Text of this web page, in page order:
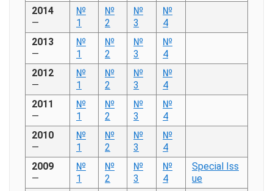
2014
—
№
1
№
2
№
3
№
4
2013
—
№
1
№
2
№
3
№
4
2012
—
№
1
№
2
№
3
№
4
2011
—
№
1
№
2
№
3
№
4
2010
—
№
1
№
2
№
3
№
4
2009
—
№
1
№
2
№
3
№
4
Special Iss
ue